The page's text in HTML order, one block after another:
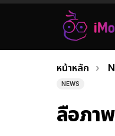
เรื่อง
ล่าสุด
คุณอยู่ที่นี่:
หน้าหลัก
NEWS
ลือภา